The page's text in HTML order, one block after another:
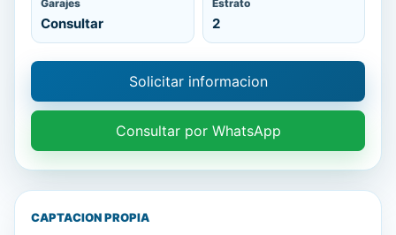
Garajes
Consultar
Estrato
2
Solicitar informacion
Consultar por WhatsApp
CAPTACION PROPIA